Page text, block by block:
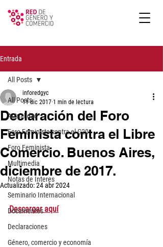
Entrada
All Posts
Actualidad
Foro Feminista contra el G20
Foro Feminista
Multimedia
Notas de Interes
Seminario Internacional
Documentos
Declaraciones
Género, comercio y economía
All Posts
Declaración del Foro
Feminista contra el Libre
Comercio. Buenos Aires,
diciembre de 2017.
inforedgyc
11 dic 2017 1 min de lectura
Actualizado:24 abr 2024
Descargar aquí